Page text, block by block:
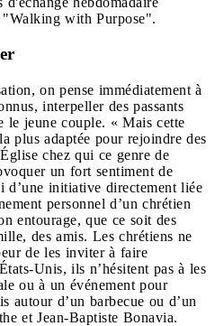
"Walking with Purpose".
on pense immédiatement à
interpeller des passants
le jeune couple. « Mais cette
plus adaptée pour rejoindre des
chez qui ce genre de
un fort sentiment de
d’une initiative directement liée
personnel d’un chrétien
entourage, que ce soit des
des amis. Les chrétiens ne
de les inviter à faire
Unis, ils n’hésitent pas à les
ou à un événement pour
autour d’un barbecue ou d’un
et Jean-Baptiste Bonavia.